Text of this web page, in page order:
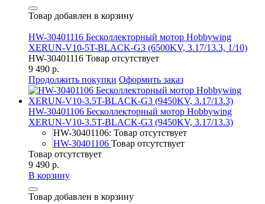
Товар добавлен в корзину
HW-30401116 Бесколлекторный мотор Hobbywing
XERUN-V10-5T-BLACK-G3 (6500KV, 3.17/13.3, 1/10)
HW-30401116 Товар отсутствует
9 490 р.
Продолжить покупки Оформить заказ
HW-30401106 Бесколлекторный мотор Hobbywing
XERUN-V10-3.5T-BLACK-G3 (9450KV, 3.17/13.3)
HW-30401106: Товар отсутствует
HW-30401106 Товар отсутствует
Товар отсутствует
9 490 р.
В корзину
Товар добавлен в корзину